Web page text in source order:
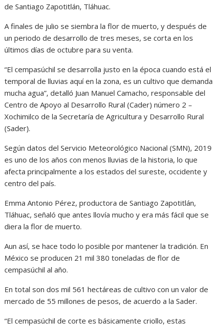
de Santiago Zapotitlán, Tláhuac.
A finales de julio se siembra la flor de muerto, y después de
un periodo de desarrollo de tres meses, se corta en los
últimos días de octubre para su venta.
“El cempasúchil se desarrolla justo en la época cuando está el
temporal de lluvias aquí en la zona, es un cultivo que demanda
mucha agua”, detalló Juan Manuel Camacho, responsable del
Centro de Apoyo al Desarrollo Rural (Cader) número 2 –
Xochimilco de la Secretaría de Agricultura y Desarrollo Rural
(Sader).
Según datos del Servicio Meteorológico Nacional (SMN), 2019
es uno de los años con menos lluvias de la historia, lo que
afecta principalmente a los estados del sureste, occidente y
centro del país.
Emma Antonio Pérez, productora de Santiago Zapotitlán,
Tláhuac, señaló que antes llovía mucho y era más fácil que se
diera la flor de muerto.
Aun así, se hace todo lo posible por mantener la tradición. En
México se producen 21 mil 380 toneladas de flor de
cempasúchil al año.
En total son dos mil 561 hectáreas de cultivo con un valor de
mercado de 55 millones de pesos, de acuerdo a la Sader.
“El cempasúchil de corte es básicamente criollo, estas